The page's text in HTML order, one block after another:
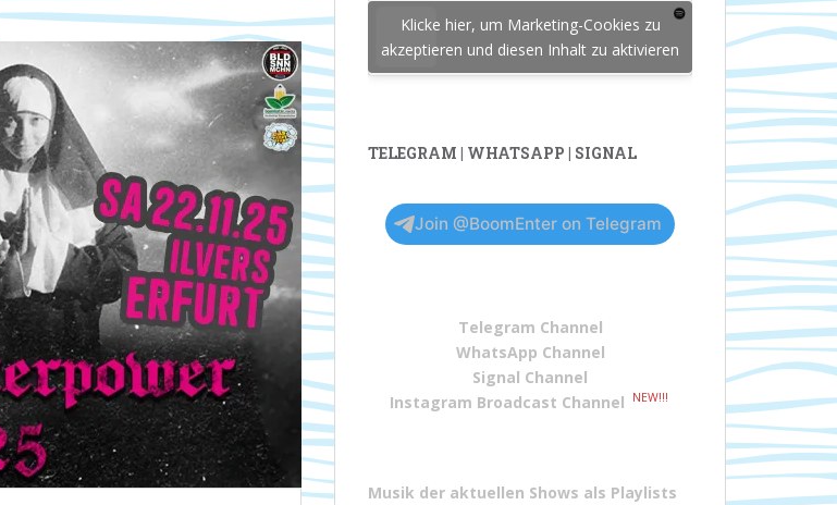
Klicke hier, um Marketing-Cookies zu
akzeptieren und diesen Inhalt zu aktivieren
TELEGRAM | WHATSAPP | SIGNAL
Join @BoomEnter on Telegram
Telegram Channel
WhatsApp Channel
Signal Channel
Instagram Broadcast Channel
NEW!!!
Musik der aktuellen Shows als Playlists